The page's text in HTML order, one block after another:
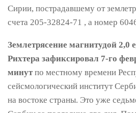
Сирии, пострадавшему от
счета 205-32824-71 , а номер
Землетрясение магнитудой
Рихтера зафиксировал 7-го
минут по местному времени
сейсмологический институт
на востоке страны. Это уже